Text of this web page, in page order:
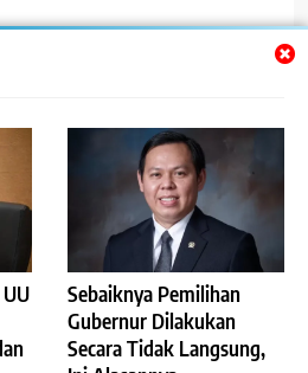
Sebaiknya Pemilihan
Gubernur Dilakukan
Secara Tidak Langsung,
ReportaseBisnis.
Pemberitaan Media Siber